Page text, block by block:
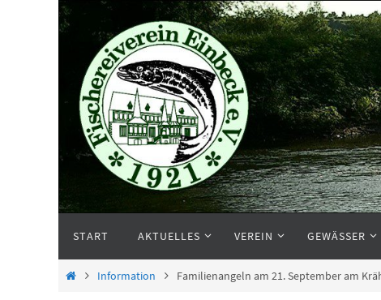
Inhalt
springen
START AKTUELLES VEREIN GEWÄSSER
StartInformation Familienangeln am 21. September am